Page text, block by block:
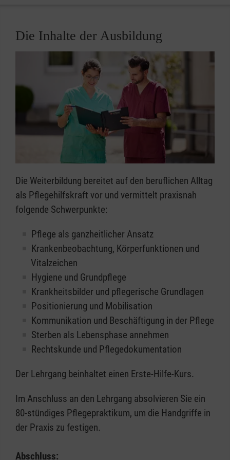
Die Inhalte der Ausbildung
Die Weiterbildung bereitet auf den beruflichen Alltag
als Pflegehilfskraft vor und vermittelt praxisnah
folgende Schwerpunkte:
Pflege als ganzheitlicher Ansatz
Krankenbeobachtung, Körperfunktionen und
Vitalzeichen
Hygiene und Grundpflege
Krankheitsbilder und pflegerische Grundlagen
Positionierung und Mobilisation
Kommunikation und Beschäftigung in der Pflege
Sterben als Lebensphase annehmen
Rechtskunde und Pflegedokumentation
Der Lehrgang beinhaltet einen Erste-Hilfe-Kurs.
Im Anschluss an den Lehrgang absolvieren Sie ein
80-stündiges Pflegepraktikum, um die Handgriffe in
der Praxis zu festigen.
Abschluss: